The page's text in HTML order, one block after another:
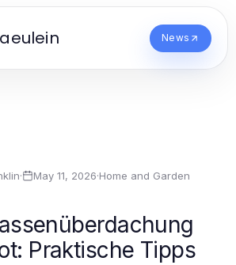
News
· May 11, 2026·Home and Garden
Praktische Tipps